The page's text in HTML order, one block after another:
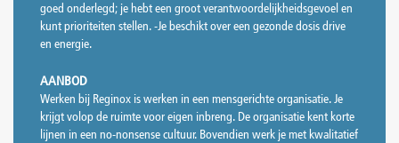
goed onderlegd; je hebt een groot verantwoordelijkheidsgevoel en
kunt prioriteiten stellen. -Je beschikt over een gezonde dosis drive
en energie.
AANBOD
Werken bij Reginox is werken in een mensgerichte organisatie. Je
krijgt volop de ruimte voor eigen inbreng. De organisatie kent korte
lijnen in een no-nonsense cultuur. Bovendien werk je met kwalitatief